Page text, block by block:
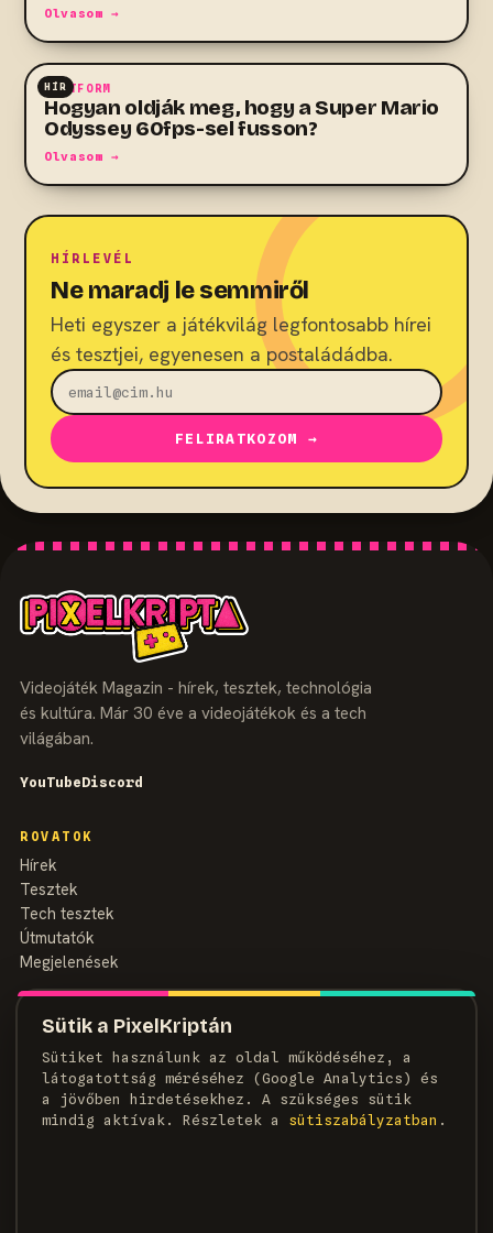
Sütik a PixelKriptán
Sütiket használunk az oldal működéséhez, a
látogatottság méréséhez (Google Analytics) és
a jövőben hirdetésekhez. A szükséges sütik
mindig aktívak. Részletek a
süti­szabályzatban .
Olvasom →
HÍR
PLATFORM
Hogyan oldják meg, hogy a Super Mario
Odyssey 60fps-sel fusson?
Olvasom →
HÍRLEVÉL
Ne maradj le semmiről
Heti egyszer a játékvilág legfontosabb hírei
és tesztjei, egyenesen a postaládádba.
FELIRATKOZOM →
Videojáték Magazin - hírek, tesztek, technológia
és kultúra. Már 30 éve a videojátékok és a tech
világában.
YouTubeDiscord
ROVATOK
Hírek
Tesztek
Tech tesztek
Útmutatók
Megjelenések
MAGAZIN
Szerzők
Médiaajánlat
Kapcsolat